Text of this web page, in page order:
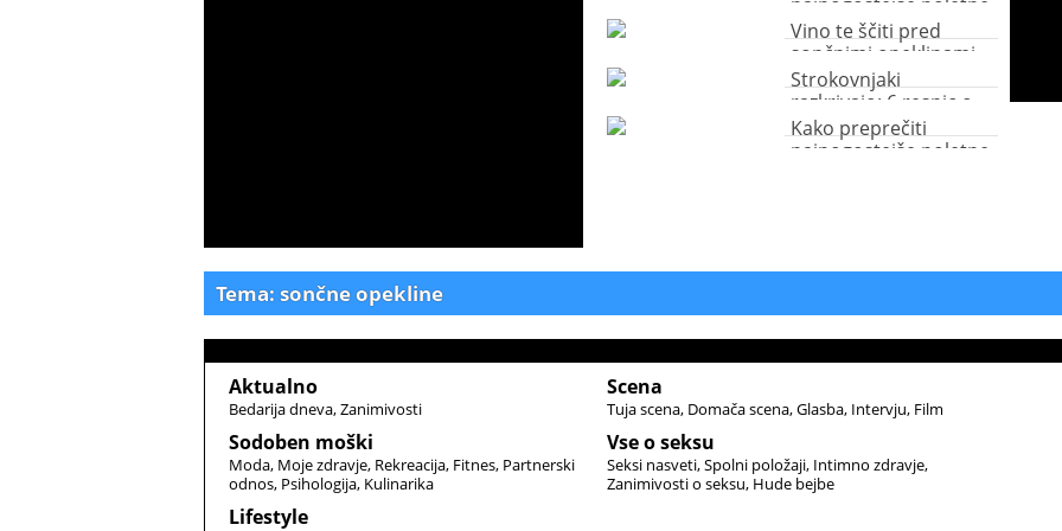
bolezni?
Vino te ščiti pred
sončnimi opeklinami
Strokovnjaki
razkrivajo: 6 resnic o
zaščiti pred soncem
Kako preprečiti
najpogostejše poletne
Tema: sončne opekline
Aktualno
Bedarija dneva Zanimivosti
Sodoben moški
Moda Moje zdravje Rekreacija Fitnes Partnerski
odnos Psihologija Kulinarika
Lifestyle
Scena
Tuja scena Domača scena Glasba Intervju Film
Vse o seksu
Seksi nasveti Spolni položaji Intimno zdravje
Zanimivosti o seksu Hude bejbe